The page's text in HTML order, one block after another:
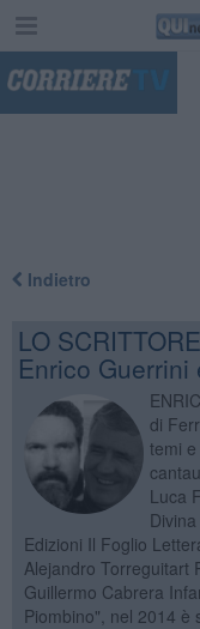
Indietro
LO
Enrico Guerrini
di
temi
Luca
Edizioni Il Foglio
Alejandro Torreguitart
Guillermo Cabrera
Piombino", nel 2014 è